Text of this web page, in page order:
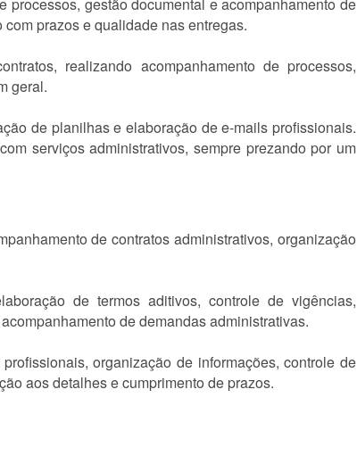
prazos e qualidade nas entregas.
realizando acompanhamento de processos,
geral.
de planilhas e elaboração de e-mails profissionais.
serviços administrativos, sempre prezando por um
de contratos administrativos, organização
de termos aditivos, controle de vigências,
de demandas administrativas.
organização de informações, controle de
aos detalhes e cumprimento de prazos.